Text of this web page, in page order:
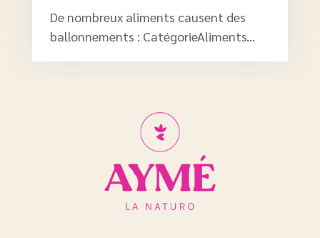
De nombreux aliments causent des
ballonnements : CatégorieAliments...